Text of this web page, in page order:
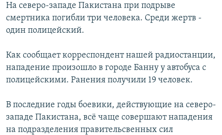
поиску
СЕВЕР.РЕАЛИИ
СИБИРЬ.РЕАЛИИ
ПОДПИШИТЕСЬ НА РАССЫЛКУ
На северо-западе Пакистана при подрыве
смертника погибли три человека. Среди жертв -
один полицейский.
Как сообщает корреспондент нашей радиостанции,
нападение произошло в городе Банну у автобуса с
полицейскими. Ранения получили 19 человек.
В последние годы боевики, действующие на северо-
западе Пакистана, всё чаще совершают нападения
на подразделения правительсвенных сил